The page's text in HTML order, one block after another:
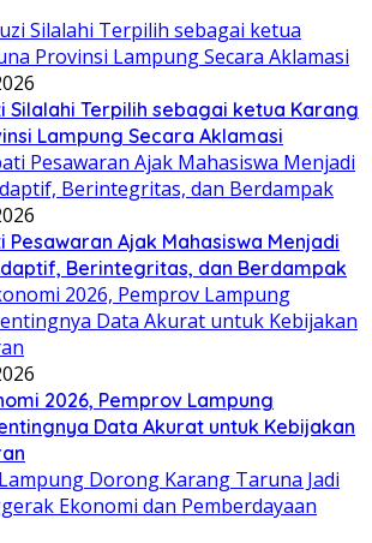
Silalahi Terpilih sebagai ketua Karang
Lampung Secara Aklamasi
Pesawaran Ajak Mahasiswa Menjadi
Berintegritas, dan Berdampak
2026, Pemprov Lampung
Data Akurat untuk Kebijakan